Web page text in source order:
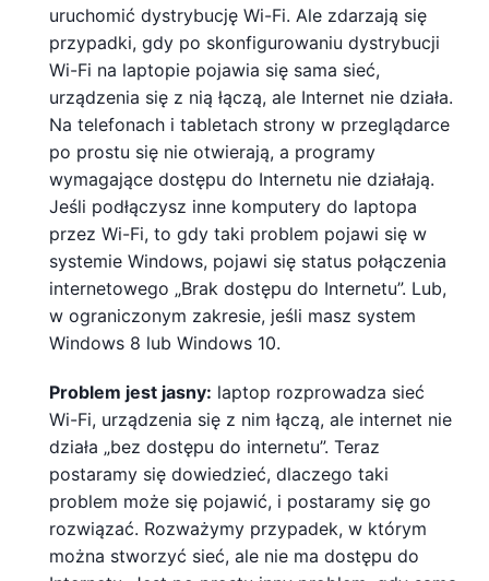
uruchomić dystrybucję Wi-Fi. Ale zdarzają się
przypadki, gdy po skonfigurowaniu dystrybucji
Wi-Fi na laptopie pojawia się sama sieć,
urządzenia się z nią łączą, ale Internet nie działa.
Na telefonach i tabletach strony w przeglądarce
po prostu się nie otwierają, a programy
wymagające dostępu do Internetu nie działają.
Jeśli podłączysz inne komputery do laptopa
przez Wi-Fi, to gdy taki problem pojawi się w
systemie Windows, pojawi się status połączenia
internetowego „Brak dostępu do Internetu”. Lub,
w ograniczonym zakresie, jeśli masz system
Windows 8 lub Windows 10.
Problem jest jasny: laptop rozprowadza sieć
Wi-Fi, urządzenia się z nim łączą, ale internet nie
działa „bez dostępu do internetu”. Teraz
postaramy się dowiedzieć, dlaczego taki
problem może się pojawić, i postaramy się go
rozwiązać. Rozważymy przypadek, w którym
można stworzyć sieć, ale nie ma dostępu do